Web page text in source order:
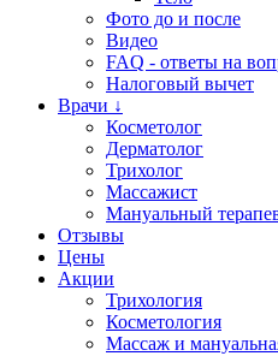
Фото до и после
Видео
FAQ - ответы на
Налоговый вычет
Врачи ↓
Косметолог
Дерматолог
Трихолог
Массажист
Мануальный
Отзывы
Цены
Акции
Трихология
Косметология
Массаж и